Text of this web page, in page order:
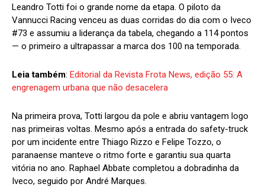
Leandro Totti foi o grande nome da etapa. O piloto da
Vannucci Racing venceu as duas corridas do dia com o Iveco
#73 e assumiu a liderança da tabela, chegando a 114 pontos
— o primeiro a ultrapassar a marca dos 100 na temporada.
Leia também: Editorial da Revista Frota News, edição 55: A
engrenagem urbana que não desacelera
Na primeira prova, Totti largou da pole e abriu vantagem logo
nas primeiras voltas. Mesmo após a entrada do safety-truck
por um incidente entre Thiago Rizzo e Felipe Tozzo, o
paranaense manteve o ritmo forte e garantiu sua quarta
vitória no ano. Raphael Abbate completou a dobradinha da
Iveco, seguido por André Marques.